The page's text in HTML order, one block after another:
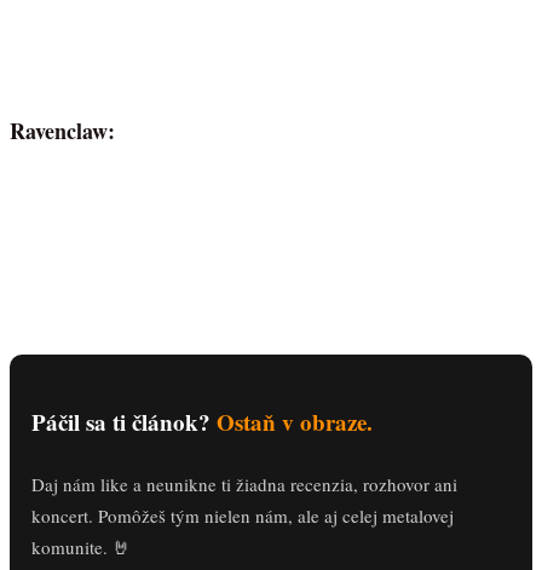
Ravenclaw:
Páčil sa ti článok? Ostaň v obraze.
Daj nám like a neunikne ti žiadna recenzia, rozhovor ani
koncert. Pomôžeš tým nielen nám, ale aj celej metalovej
komunite. 🤘